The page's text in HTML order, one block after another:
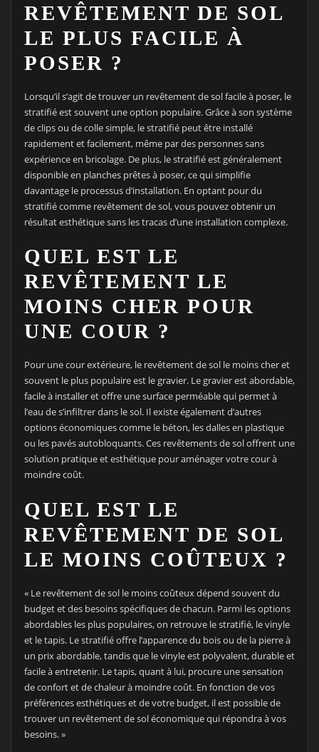
REVÊTEMENT DE SOL
LE PLUS FACILE À
POSER ?
Lorsqu’il s’agit de trouver un revêtement de sol facile à poser, le
stratifié est souvent une option populaire. Grâce à son système
de clips ou de colle simple, le stratifié peut être installé
rapidement et facilement, même par des personnes sans
expérience en bricolage. De plus, le stratifié est généralement
disponible en planches prêtes à poser, ce qui simplifie
davantage le processus d’installation. En optant pour du
stratifié comme revêtement de sol, vous pouvez obtenir un
résultat esthétique sans les tracas d’une installation complexe.
QUEL EST LE
REVÊTEMENT LE
MOINS CHER POUR
UNE COUR ?
Pour une cour extérieure, le revêtement de sol le moins cher et
souvent le plus populaire est le gravier. Le gravier est abordable,
facile à installer et offre une surface perméable qui permet à
l’eau de s’infiltrer dans le sol. Il existe également d’autres
options économiques comme le béton, les dalles en plastique
ou les pavés autobloquants. Ces revêtements de sol offrent une
solution pratique et esthétique pour aménager votre cour à
moindre coût.
QUEL EST LE
REVÊTEMENT DE SOL
LE MOINS COÛTEUX ?
« Le revêtement de sol le moins coûteux dépend souvent du
budget et des besoins spécifiques de chacun. Parmi les options
abordables les plus populaires, on retrouve le stratifié, le vinyle
et le tapis. Le stratifié offre l’apparence du bois ou de la pierre à
un prix abordable, tandis que le vinyle est polyvalent, durable et
facile à entretenir. Le tapis, quant à lui, procure une sensation
de confort et de chaleur à moindre coût. En fonction de vos
préférences esthétiques et de votre budget, il est possible de
trouver un revêtement de sol économique qui répondra à vos
besoins. »